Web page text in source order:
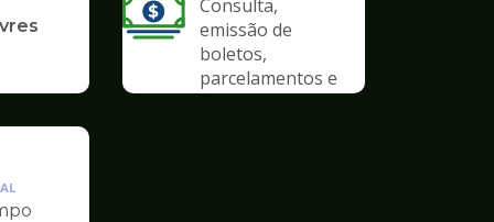
Consulta,
emissão de
boletos,
parcelamentos e